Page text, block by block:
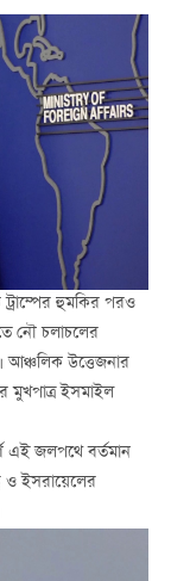
ট্রাম্পের হুমকির পরও
নৌ চলাচলের
আঞ্চলিক উত্তেজনার
মুখপাত্র ইসমাইল
এই জলপথে বর্তমান
ও ইসরায়েলের